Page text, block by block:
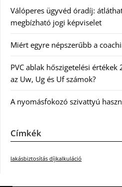
Válóperes ügyvéd óradíj:
megbízható jogi képviselet
Miért egyre népszerűbb a
PVC ablak hőszigetelési
az Uw, Ug és Uf számok?
A nyomásfokozó szivattyú
Címkék
lakásbiztosítás díjkalkuláció